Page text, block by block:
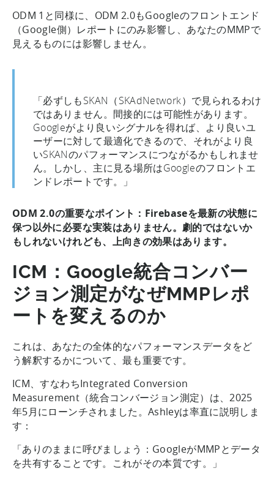
ODM 1と同様に、ODM 2.0もGoogleのフロントエンド
（Google側）レポートにのみ影響し、あなたのMMPで
見えるものには影響しません。
「必ずしもSKAN（SKAdNetwork）で見られるわけ
ではありません。間接的には可能性があります。
Googleがより良いシグナルを得れば、より良いユ
ーザーに対して最適化できるので、それがより良
いSKANのパフォーマンスにつながるかもしれませ
ん。しかし、主に見る場所はGoogleのフロントエ
ンドレポートです。」
ODM 2.0の重要なポイント：Firebaseを最新の状態に
保つ以外に必要な実装はありません。劇的ではないか
もしれないけれども、上向きの効果はあります。
ICM：Google統合コンバー
ジョン測定がなぜMMPレポ
ートを変えるのか
これは、あなたの全体的なパフォーマンスデータをど
う解釈するかについて、最も重要です。
ICM、すなわちIntegrated Conversion
Measurement（統合コンバージョン測定）は、2025
年5月にローンチされました。Ashleyは率直に説明しま
す：
「ありのままに呼びましょう：GoogleがMMPとデータ
を共有することです。これがその本質です。」